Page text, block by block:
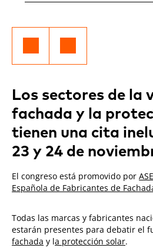
Los sectores de la
fachada y la
tienen una cita
23 y 24 de
El congreso está promovido por
Española de Fabricantes de
Todas las marcas y fabricantes
estarán presentes para debatir el
fachada y la protección solar.